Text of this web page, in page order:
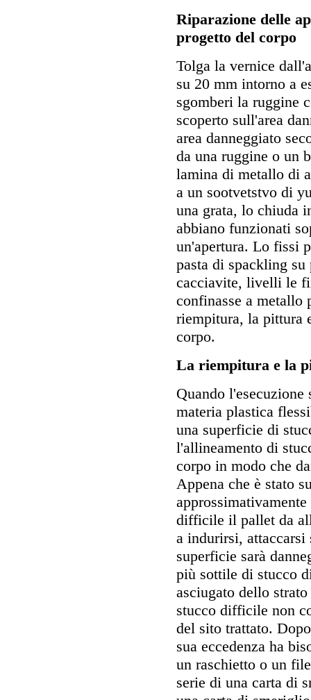
Riparazione delle
progetto del corpo
Tolga la vernice
su 20 mm intorno a
sgomberi la ruggine
scoperto sull'area
area danneggiato
da una ruggine o un
lamina di metallo di
a un sootvetstvo di
una grata, lo chiuda
abbiano funzionati
un'apertura. Lo fissi
pasta di spackling
cacciavite, livelli le
confinasse a metallo
riempitura, la pittura
corpo.
La riempitura e la
Quando
materia plastica
una superficie di
l'allineamento di
corpo in modo che
Appena che è stato
difficile il pallet da
a indurirsi,
superficie sarà
più sottile di stucco
asciugato dello
stucco difficile non
del sito trattato.
sua eccedenza ha
un raschietto o un
serie di una carta di